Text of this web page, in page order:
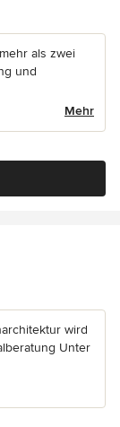
als zwei
und
Mehr
wird
Unter